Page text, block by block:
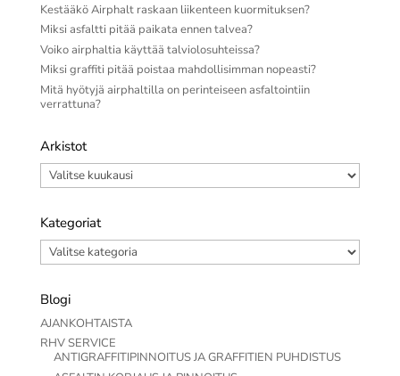
Kestääkö Airphalt raskaan liikenteen kuormituksen?
Miksi asfaltti pitää paikata ennen talvea?
Voiko airphaltia käyttää talviolosuhteissa?
Miksi graffiti pitää poistaa mahdollisimman nopeasti?
Mitä hyötyjä airphaltilla on perinteiseen asfaltointiin
verrattuna?
Arkistot
Arkistot
Kategoriat
Kategoriat
Blogi
AJANKOHTAISTA
RHV SERVICE
ANTIGRAFFITIPINNOITUS JA GRAFFITIEN PUHDISTUS